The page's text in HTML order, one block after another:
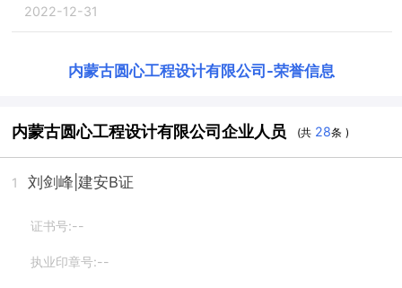
2022-12-31
内蒙古圆心工程设计有限公司 -荣誉信息
内蒙古圆心工程设计有限公司企业人员 (共 28条 )
1 刘剑峰 |建安B证
证书号:--
执业印章号:--